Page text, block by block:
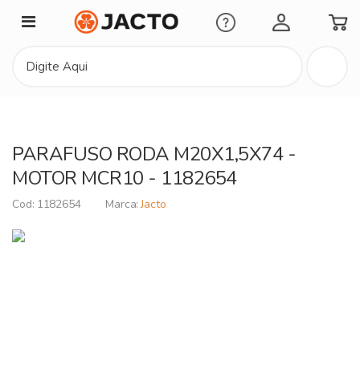
Minha Conta
PARAFUSO RODA M20X1,5X74 -
MOTOR MCR10 - 1182654
1182654 Jacto